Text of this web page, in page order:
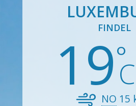
FINDEL
19
NO 15